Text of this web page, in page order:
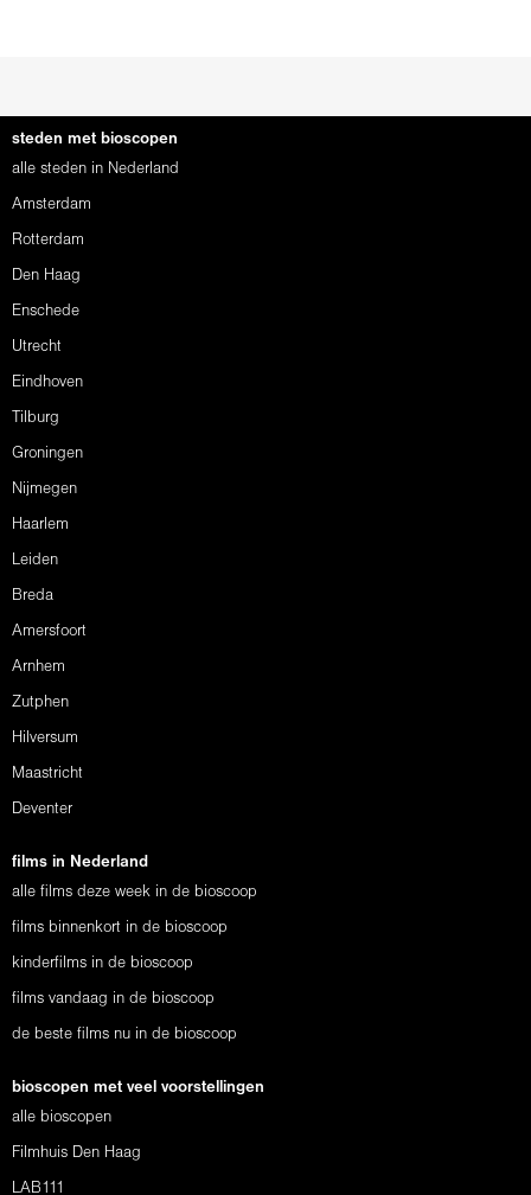
steden met bioscopen
alle steden in Nederland
Amsterdam
Rotterdam
Den Haag
Enschede
Utrecht
Eindhoven
Tilburg
Groningen
Nijmegen
Haarlem
Leiden
Breda
Amersfoort
Arnhem
Zutphen
Hilversum
Maastricht
Deventer
films in Nederland
alle films deze week in de bioscoop
films binnenkort in de bioscoop
kinderfilms in de bioscoop
films vandaag in de bioscoop
de beste films nu in de bioscoop
bioscopen met veel voorstellingen
alle bioscopen
Filmhuis Den Haag
LAB111